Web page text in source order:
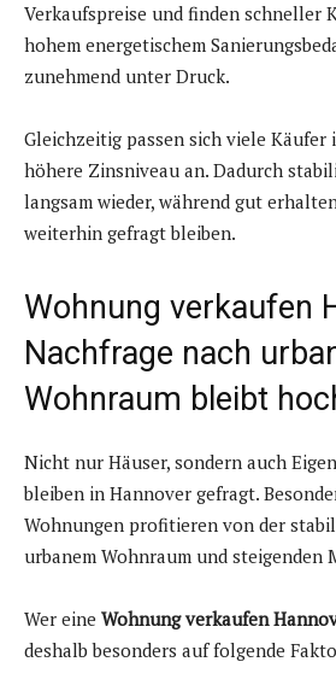
Verkaufspreise und finden schneller
hohem energetischem
zunehmend unter Druck.
Gleichzeitig passen sich viele Käufer
höhere Zinsniveau an. Dadurch
langsam wieder, während gut
weiterhin gefragt bleiben.
Wohnung verkaufen
Nachfrage nach
Wohnraum bleibt
Nicht nur Häuser, sondern auch
bleiben in Hannover gefragt.
Wohnungen profitieren von der
urbanem Wohnraum und steigenden
Wer eine Wohnung verkaufen
deshalb besonders auf folgende